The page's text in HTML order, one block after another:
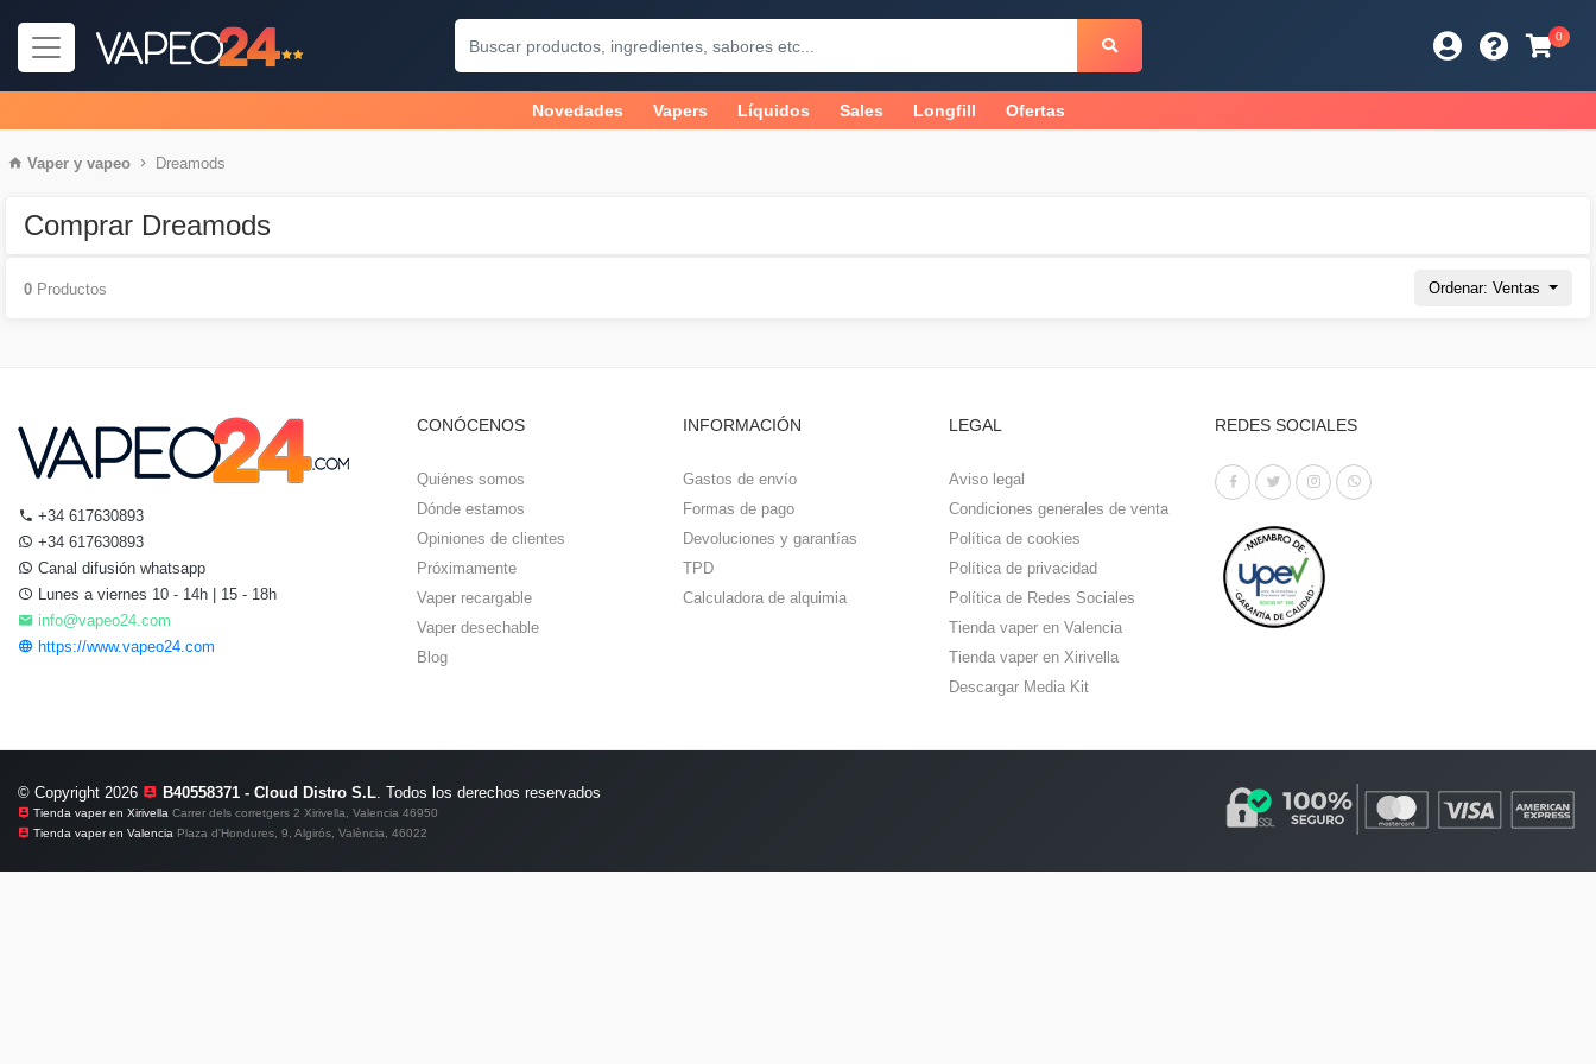
0
Novedades Vapers Líquidos Sales Longfill Ofertas
Vaper y vapeo Dreamods
Comprar Dreamods
Ordenar: Ventas
0 Productos
+34 617630893
+34 617630893
Canal difusión whatsapp
Lunes a viernes 10 - 14h | 15 - 18h
info@vapeo24.com
https://www.vapeo24.com
CONÓCENOS
Quiénes somos
Dónde estamos
Opiniones de clientes
Próximamente
Vaper recargable
Vaper desechable
Blog
INFORMACIÓN
Gastos de envío
Formas de pago
Devoluciones y garantías
TPD
Calculadora de alquimia
LEGAL
Aviso legal
Condiciones generales de venta
Política de cookies
Política de privacidad
Política de Redes Sociales
Tienda vaper en Valencia
Tienda vaper en Xirivella
Descargar Media Kit
REDES SOCIALES
© Copyright 2026 B40558371 - Cloud Distro S.L. Todos los derechos reservados
Tienda vaper en Xirivella Carrer dels corretgers 2 Xirivella, Valencia 46950
Tienda vaper en Valencia Plaza d'Hondures, 9, Algirós, València, 46022